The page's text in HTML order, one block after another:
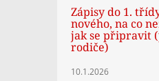
Zápisy do 1.
nového, na co
jak se připravit
rodiče)
10.1.2026